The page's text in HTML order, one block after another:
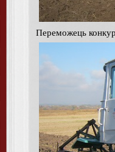
Переможець